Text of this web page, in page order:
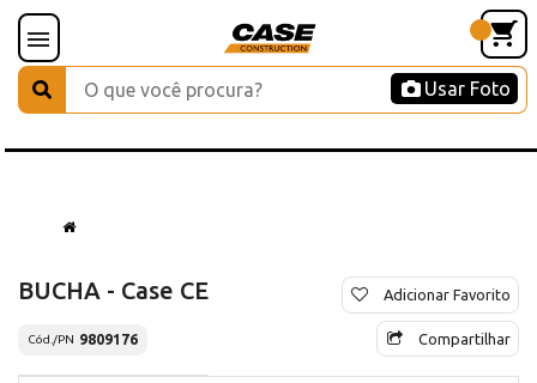
Usar Foto
BUCHA - Case CE
Cód./PN 9809176
Adicionar Favorito
Compartilhar